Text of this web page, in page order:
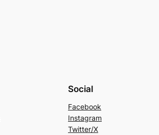
Social
Facebook
Instagram
Twitter/X